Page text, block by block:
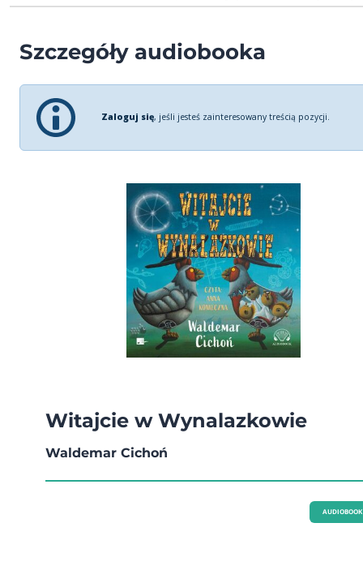
Szczegóły audiobooka
Zaloguj się, jeśli jesteś zainteresowany treścią pozycji.
Witajcie w Wynalazkowie
Waldemar Cichoń
AUDIOBOOK